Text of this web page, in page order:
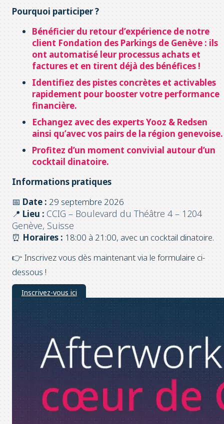
Pourquoi participer ?
Bénéficier du retour d’expérience de notre
client Fondation des Parkings de Genève : ils
ont automatisé leur processus achats et
factures et en tirent déjà des bénéfices !
Identifiez des pistes concrètes et activables
rapidement pour booster votre performance
financière.
Echangez avec des experts Yooz & Redsen
ainsi qu’avec vos pairs de la région
Profitez d’un moment convivial autour d’un
cocktail dinatoire.
Informations pratiques
📅 Date : 29 septembre 2026
📍 Lieu : CCIG – Boulevard du Théâtre 4 – 1204
Genève, Suisse
⏰ Horaires : 18:00 à 21:00, avec un cocktail dinatoire.
👉 Inscrivez vous dès maintenant via le formulaire ci-
dessous !
Inscrivez-vous ici